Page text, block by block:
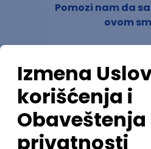
Pomozi nam da
ovom
(
Ostavi
Nastavni kadar